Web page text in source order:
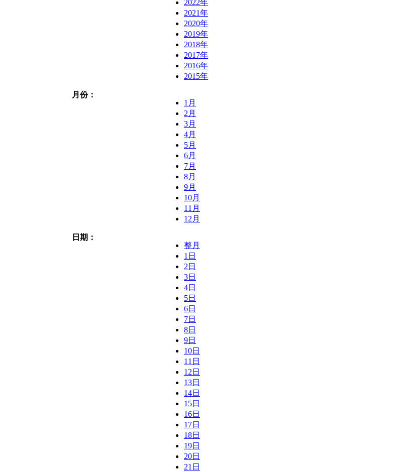
2022年
2021年
2020年
2019年
2018年
2017年
2016年
2015年
月份：
1月
2月
3月
4月
5月
6月
7月
8月
9月
10月
11月
12月
日期：
整月
1日
2日
3日
4日
5日
6日
7日
8日
9日
10日
11日
12日
13日
14日
15日
16日
17日
18日
19日
20日
21日